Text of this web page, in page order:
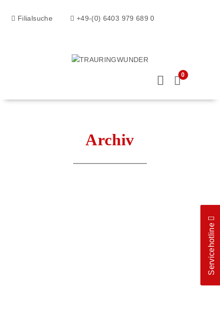
Filialsuche +49-(0) 6403 979 689 0
0
Archiv
Servicehotline